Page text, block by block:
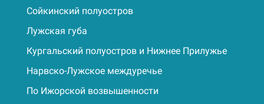
Сойкинский полуостров
Лужская губа
Кургальский полуостров и Нижнее Прилужье
Нарвско-Лужское междуречье
По Ижорской возвышенности